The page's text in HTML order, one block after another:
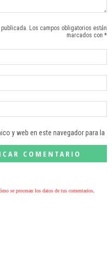
Los campos obligatorios están
marcados con *
y web en este navegador para la
se procesan los datos de tus comentarios